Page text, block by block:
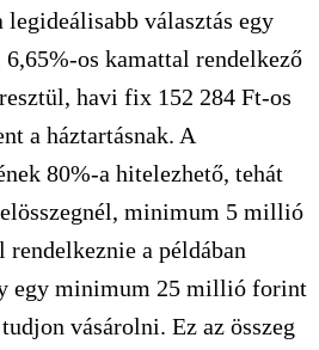
legideálisabb választás egy
os kamattal rendelkező
havi fix 152 284 Ft-os
a háztartásnak. A
80%-a hitelezhető, tehát
minimum 5 millió
a példában
egy minimum 25 millió forint
vásárolni. Ez az összeg